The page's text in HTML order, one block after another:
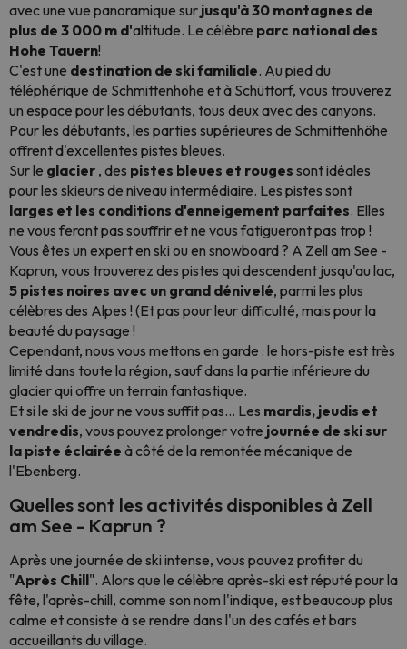
avec une vue panoramique sur jusqu'à 30 montagnes de
plus de 3 000 m d'altitude. Le célèbre parc national des
Hohe Tauern!
C'est une destination de ski familiale. Au pied du
téléphérique de Schmittenhöhe et à Schüttorf, vous trouverez
un espace pour les débutants, tous deux avec des canyons.
Pour les débutants, les parties supérieures de Schmittenhöhe
offrent d'excellentes pistes bleues.
Sur le glacier , des pistes bleues et rouges sont idéales
pour les skieurs de niveau intermédiaire. Les pistes sont
larges et les conditions d'enneigement parfaites. Elles
ne vous feront pas souffrir et ne vous fatigueront pas trop !
Vous êtes un expert en ski ou en snowboard ? A Zell am See -
Kaprun, vous trouverez des pistes qui descendent jusqu'au lac,
5 pistes noires avec un grand dénivelé, parmi les plus
célèbres des Alpes ! (Et pas pour leur difficulté, mais pour la
beauté du paysage !
Cependant, nous vous mettons en garde : le hors-piste est très
limité dans toute la région, sauf dans la partie inférieure du
glacier qui offre un terrain fantastique.
Et si le ski de jour ne vous suffit pas... Les mardis, jeudis et
vendredis, vous pouvez prolonger votre journée de ski sur
la piste éclairée à côté de la remontée mécanique de
l'Ebenberg.
Quelles sont les activités disponibles à Zell
am See - Kaprun ?
Après une journée de ski intense, vous pouvez profiter du
"Après Chill". Alors que le célèbre après-ski est réputé pour la
fête, l'après-chill, comme son nom l'indique, est beaucoup plus
calme et consiste à se rendre dans l'un des cafés et bars
accueillants du village.